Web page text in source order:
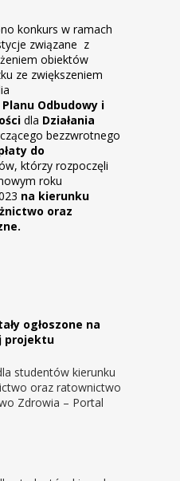
konkurs w ramach
związane z
obiektów
ze zwiększeniem
Odbudowy i
dla Działania
bezzwrotnego
do
którzy rozpoczęli
roku
na kierunku
oraz
ogłoszone na
projektu
studentów kierunku
oraz ratownictwo
Zdrowia – Portal